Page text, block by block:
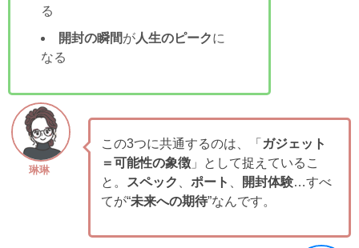
る
開封の瞬間が人生のピークに
なる
琳琳
この3つに共通するのは、「 ガジェット
＝可能性の象徴」として捉えているこ
と。
スペック ポート 開封体験…すべ
てが“未来への期待”なんです。